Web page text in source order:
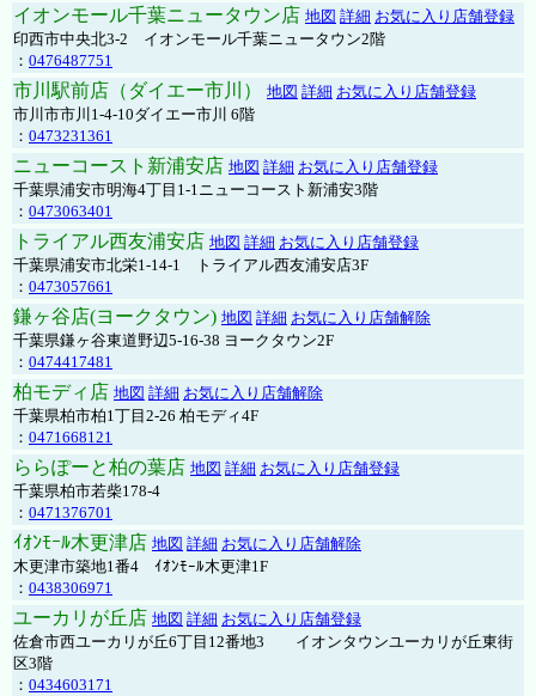
イオンモール千葉ニュータウン店 地図 詳細 お気に入り店舗登録
印西市中央北3-2 イオンモール千葉ニュータウン2階
： 0476487751
市川駅前店（ダイエー市川） 地図 詳細 お気に入り店舗登録
市川市市川1-4-10ダイエー市川 6階
： 0473231361
ニューコースト新浦安店 地図 詳細 お気に入り店舗登録
千葉県浦安市明海4丁目1-1ニューコースト新浦安3階
： 0473063401
トライアル西友浦安店 地図 詳細 お気に入り店舗登録
千葉県浦安市北栄1-14-1 トライアル西友浦安店3F
： 0473057661
鎌ヶ谷店(ヨークタウン) 地図 詳細 お気に入り店舗解除
千葉県鎌ヶ谷東道野辺5-16-38 ヨークタウン2F
： 0474417481
柏モディ店 地図 詳細 お気に入り店舗解除
千葉県柏市柏1丁目2-26 柏モディ4F
： 0471668121
ららぽーと柏の葉店 地図 詳細 お気に入り店舗登録
千葉県柏市若柴178-4
： 0471376701
ｲｵﾝﾓｰﾙ木更津店 地図 詳細 お気に入り店舗解除
木更津市築地1番4 ｲｵﾝﾓｰﾙ木更津1F
： 0438306971
ユーカリが丘店 地図 詳細 お気に入り店舗登録
佐倉市西ユーカリが丘6丁目12番地3 イオンタウンユーカリが丘東街
区3階
： 0434603171